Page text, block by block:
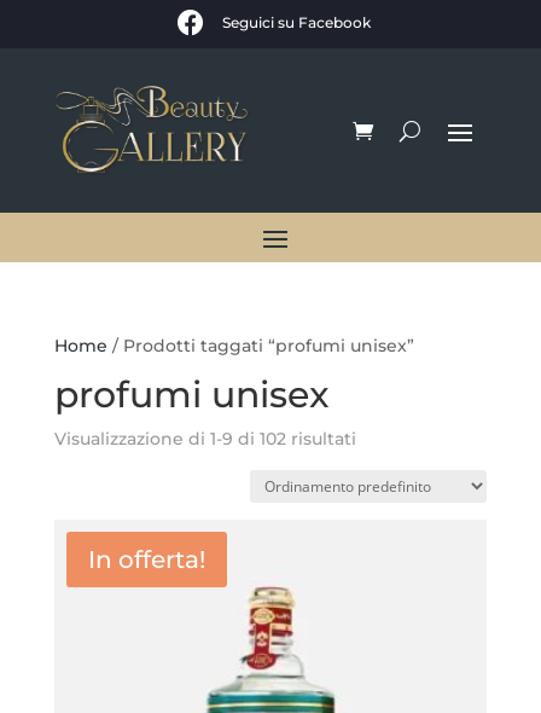
 Seguici su Facebook
Home / Prodotti taggati “profumi unisex”
profumi unisex
Visualizzazione di 1-9 di 102 risultati
In offerta!